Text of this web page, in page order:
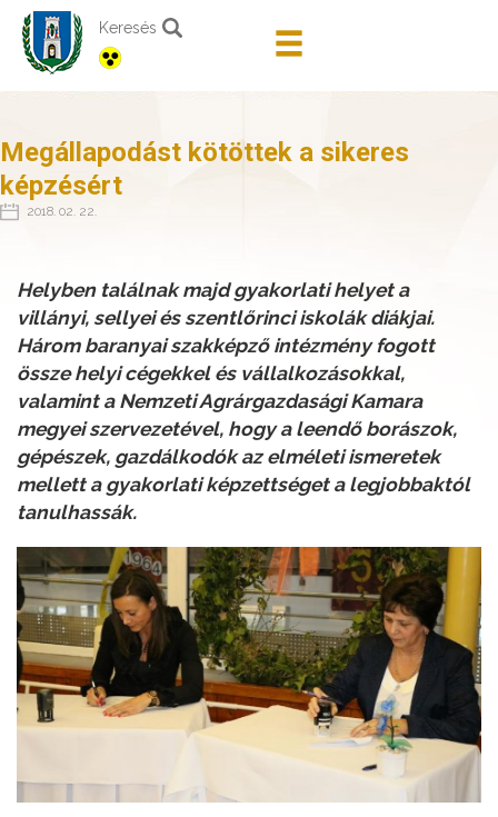
Keresés
Megállapodást kötöttek a sikeres
képzésért
2018. 02. 22.
Helyben találnak majd gyakorlati helyet a
villányi, sellyei és szentlőrinci iskolák diákjai.
Három baranyai szakképző intézmény fogott
össze helyi cégekkel és vállalkozásokkal,
valamint a Nemzeti Agrárgazdasági Kamara
megyei szervezetével, hogy a leendő borászok,
gépészek, gazdálkodók az elméleti ismeretek
mellett a gyakorlati képzettséget a legjobbaktól
tanulhassák.